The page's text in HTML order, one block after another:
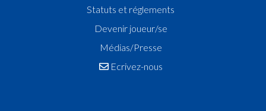
Statuts et réglements
Devenir joueur/se
Médias/Presse
Ecrivez-nous